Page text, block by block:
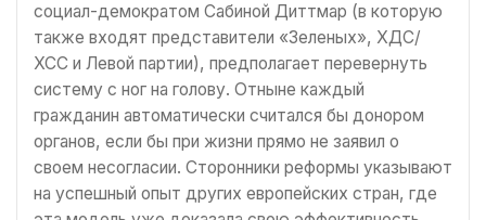
социал-демократом Сабиной Диттмар (в которую
также входят представители «Зеленых», ХДС/
ХСС и Левой партии), предполагает перевернуть
систему с ног на голову. Отныне каждый
гражданин автоматически считался бы донором
органов, если бы при жизни прямо не заявил о
своем несогласии. Сторонники реформы указывают
на успешный опыт других европейских стран, где